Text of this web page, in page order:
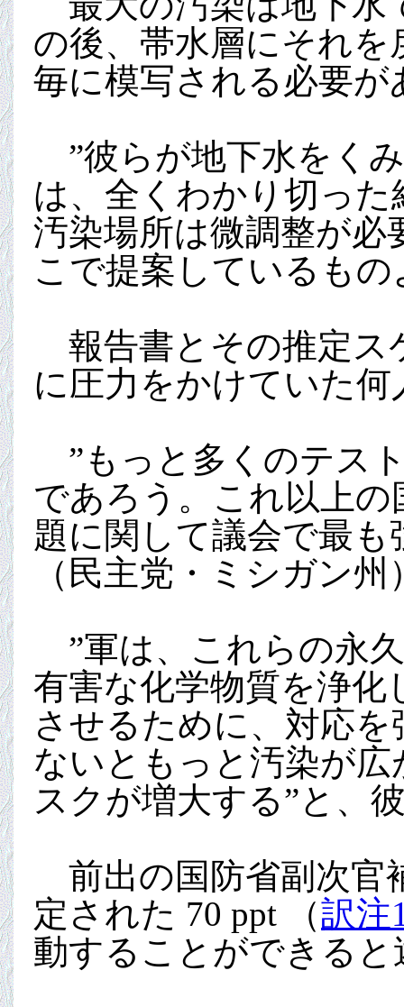
の後、帯水層にそれ
毎に模写される必要が
”彼らが地下水をく
は、全くわかり切っ
汚染場所は微調整が
こで提案しているも
報告書とその推定ス
に圧力をかけていた
”もっと多くのテス
であろう。これ以上の
題に関して議会で最
（民主党・ミシガン
”軍は、これらの永
有害な化学物質を浄化
させるために、対応
ないともっと汚染が
スクが増大する”と、
前出の国防省副次官
定された 70 ppt （訳注
動することができると